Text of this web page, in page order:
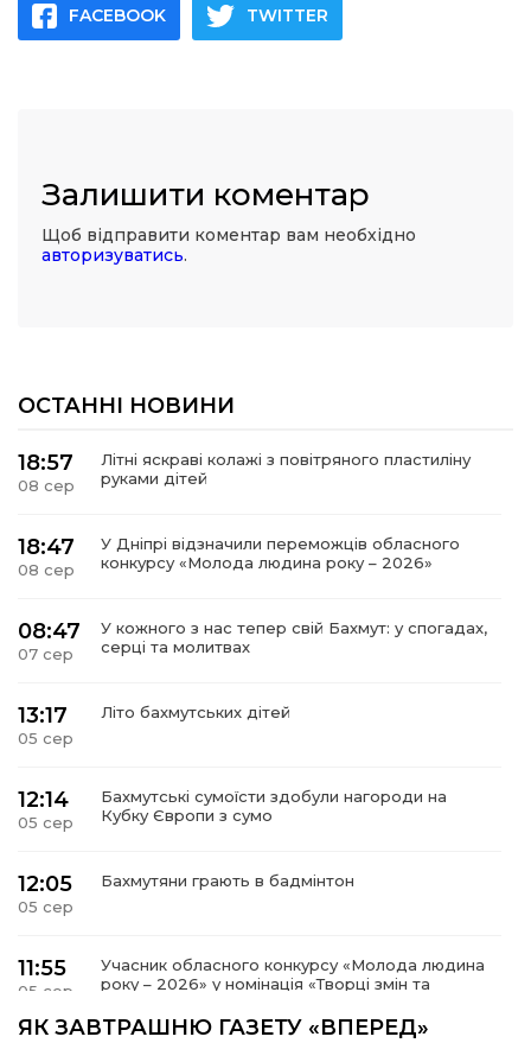
FACEBOOK TWITTER
Залишити коментар
Щоб відправити коментар вам необхідно
авторизуватись.
ОСТАННІ НОВИНИ
18:57
08 сер
Літні яскраві колажі з повітряного пластиліну
руками дітей
18:47
08 сер
У Дніпрі відзначили переможців обласного
конкурсу «Молода людина року – 2026»
08:47
07 сер
У кожного з нас тепер свій Бахмут: у спогадах,
серці та молитвах
13:17
05 сер
Літо бахмутських дітей
12:14
05 сер
Бахмутські сумоїсти здобули нагороди на
Кубку Європи з сумо
12:05
05 сер
Бахмутяни грають в бадмінтон
11:55
05 сер
Учасник обласного конкурсу «Молода людина
року – 2026» у номінація «Творці змін та
ЯК ЗАВТРАШНЮ ГАЗЕТУ «ВПЕРЕД»